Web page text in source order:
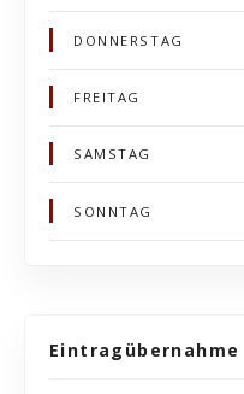
DONNERSTAG
FREITAG
SAMSTAG
SONNTAG
Eintragübernahme